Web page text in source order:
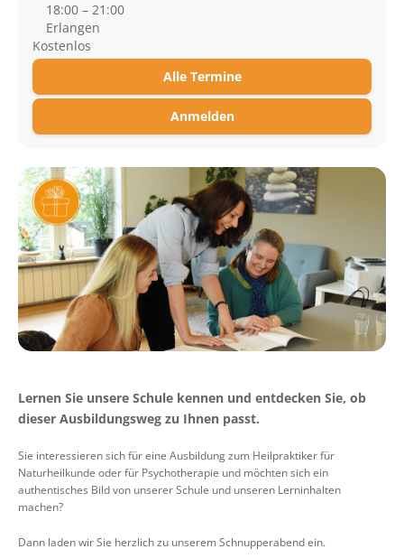
18:00 – 21:00
Erlangen
Kostenlos
Alle Termine
Anmelden
Lernen Sie unsere Schule kennen und entdecken Sie, ob
dieser Ausbildungsweg zu Ihnen passt.
Sie interessieren sich für eine Ausbildung zum Heilpraktiker für
Naturheilkunde oder für Psychotherapie und möchten sich ein
authentisches Bild von unserer Schule und unseren Lerninhalten
machen?
Dann laden wir Sie herzlich zu unserem Schnupperabend ein.